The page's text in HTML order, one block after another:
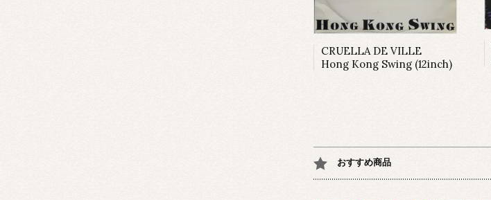
CRUELLA DE VILLE
Hong Kong Swing (12inch)
おすすめ商品